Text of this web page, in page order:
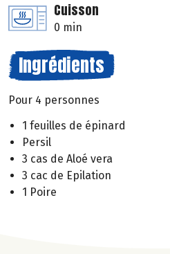
Cuisson
0 min
Ingrédients
Pour 4 personnes
1 feuilles de épinard
Persil
3 cas de Aloé vera
3 cac de Epilation
1 Poire